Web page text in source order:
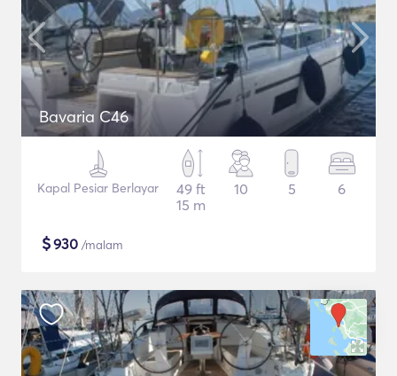
Bavaria C46
Kapal Pesiar Berlayar
49 ft
15 m
10 5 6
$930 /malam